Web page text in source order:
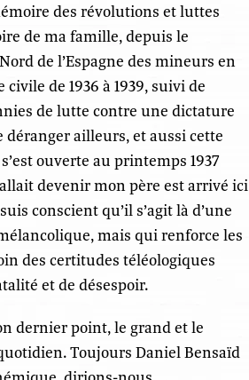
des révolutions et luttes
de ma famille, depuis le
de l’Espagne des mineurs en
civile de 1936 à 1939, suivi de
de lutte contre une dictature
ailleurs, et aussi cette
ouverte au printemps 1937
devenir mon père est arrivé ici
conscient qu’il s’agit là d’une
mais qui renforce les
des certitudes téléologiques
et de désespoir.
dernier point, le grand et le
Toujours Daniel Bensaïd